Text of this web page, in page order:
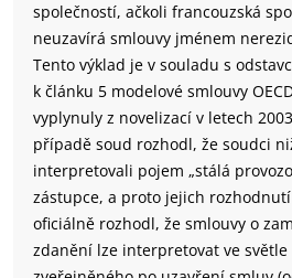
společností, ačkoli francouzská
neuzavírá smlouvy jménem
Tento výklad je v souladu s
k článku 5 modelové smlouvy
vyplynuly z novelizací v letech
případě soud rozhodl, že soudci
interpretovali pojem „stálá
zástupce, a proto jejich
oficiálně rozhodl, že smlouvy o
zdanění lze interpretovat ve světle